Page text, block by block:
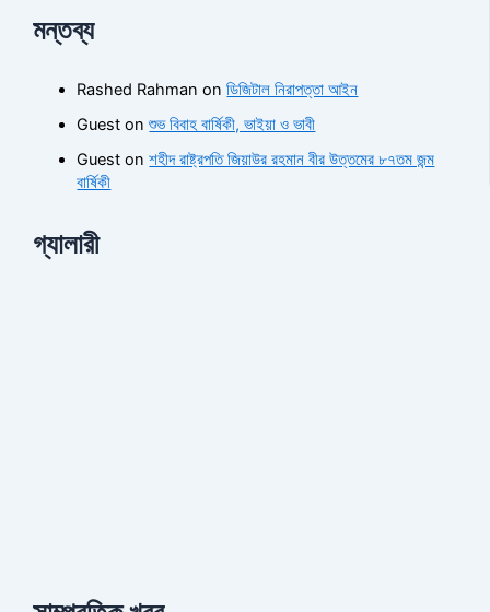
মন্তব্য
Rashed Rahman onডিজিটাল নিরাপত্তা আইন
Guest onশুভ বিবাহ বার্ষিকী, ভাইয়া ও ভাবী
Guest onশহীদ রাষ্ট্রপতি জিয়াউর রহমান বীর উত্তমের ৮৭তম জন্ম
বার্ষিকী
গ্যালারী